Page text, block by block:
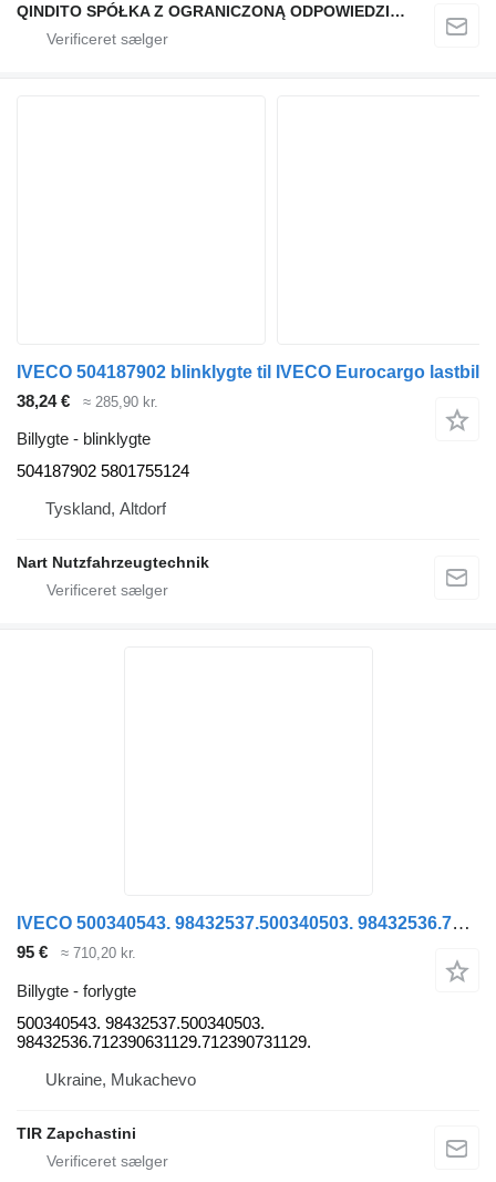
QINDITO SPÓŁKA Z OGRANICZONĄ ODPOWIEDZIALNOŚCIĄ
IVECO 504187902 blinklygte til IVECO Eurocargo lastbil
38,24 €
≈ 285,90 kr.
Billygte - blinklygte
504187902 5801755124
Tyskland, Altdorf
Nart Nutzfahrzeugtechnik
IVECO 500340543. 98432537.500340503. 98432536.712390631129.71239073112 forlygte til IVECO EURO CARGO lastbil
95 € ≈ 710,20 kr.
Billygte - forlygte
500340543. 98432537.500340503.
98432536.712390631129.712390731129.
Ukraine, Mukachevo
TIR Zapchastini